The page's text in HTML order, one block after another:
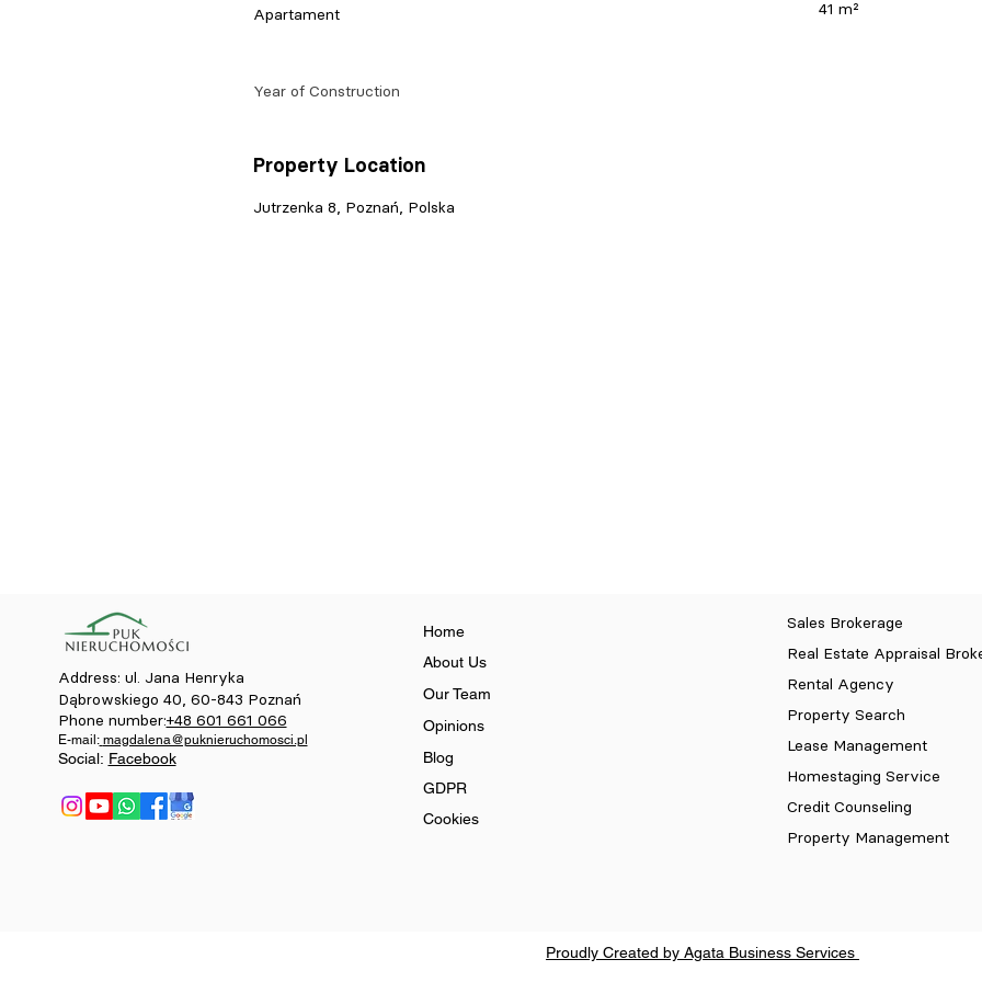
Apartament 41 m²
Year of Construction
Property Location
Jutrzenka 8, Poznań, Polska
Address: ul. Jana Henryka
Dąbrowskiego 40, 60-843 Poznań
Phone number:+48 601 661 066
E-mail: magdalena@puknieruchomosci.pl
Social: Facebook
Home
About Us
Our Team
Opinions
Blog
GDPR
Cookies
Sales Brokerage
Real Estate Appraisal
Rental Agency
Property Search
Lease Management
Homestaging Service
Credit Counseling
Property Management
Proudly Created by Agata Business Services